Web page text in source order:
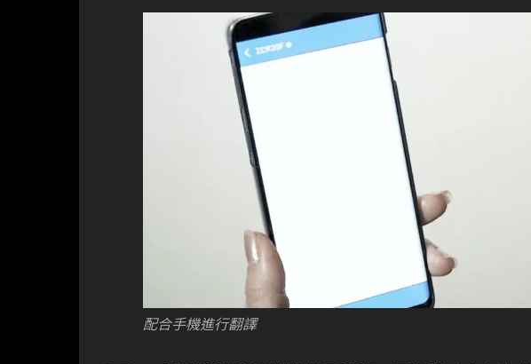
配合手機進行翻譯